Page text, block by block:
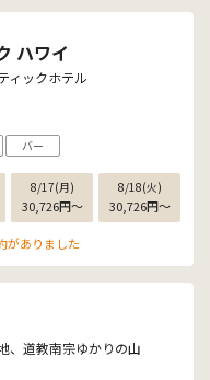
ハワイ
ィックホテル
バー
8/17(月)
30,726円〜
8/18(火)
30,726円〜
がありました
、道教南宗ゆかりの山